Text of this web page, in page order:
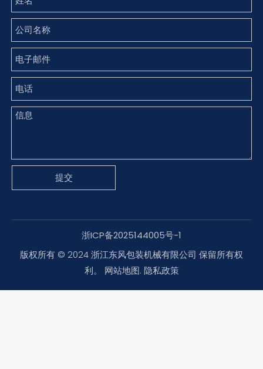
提交
浙ICP备2025144005号-1
版权所有 © 2024 浙江东风包装机械有限公司 保留所有权
利。 网站地图. 隐私政策